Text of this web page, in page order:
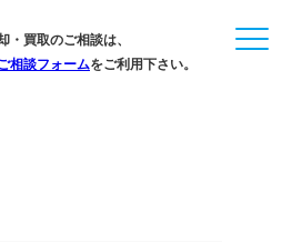
・買取のご相談は、
相談フォームをご利用下さい。